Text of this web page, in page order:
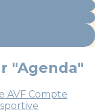
"Agenda"
AVF Compte